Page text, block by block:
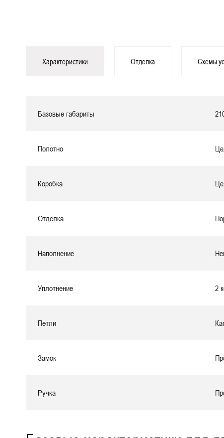
Характеристики Отделка Схемы
Базовые габариты
Полотно
Коробка
Отделка
Наполнение
Уплотнение 2
Петли
Замок
Ручка